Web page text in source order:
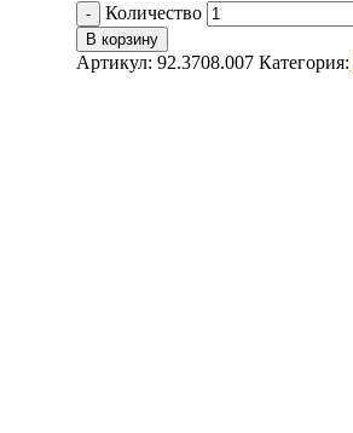
Количество
В корзину
Артикул: 92.3708.007 Категория: